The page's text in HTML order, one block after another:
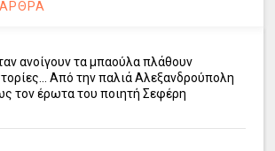
ανοίγουν τα μπαούλα πλάθουν
Από την παλιά Αλεξανδρούπολη
τον έρωτα του ποιητή Σεφέρη